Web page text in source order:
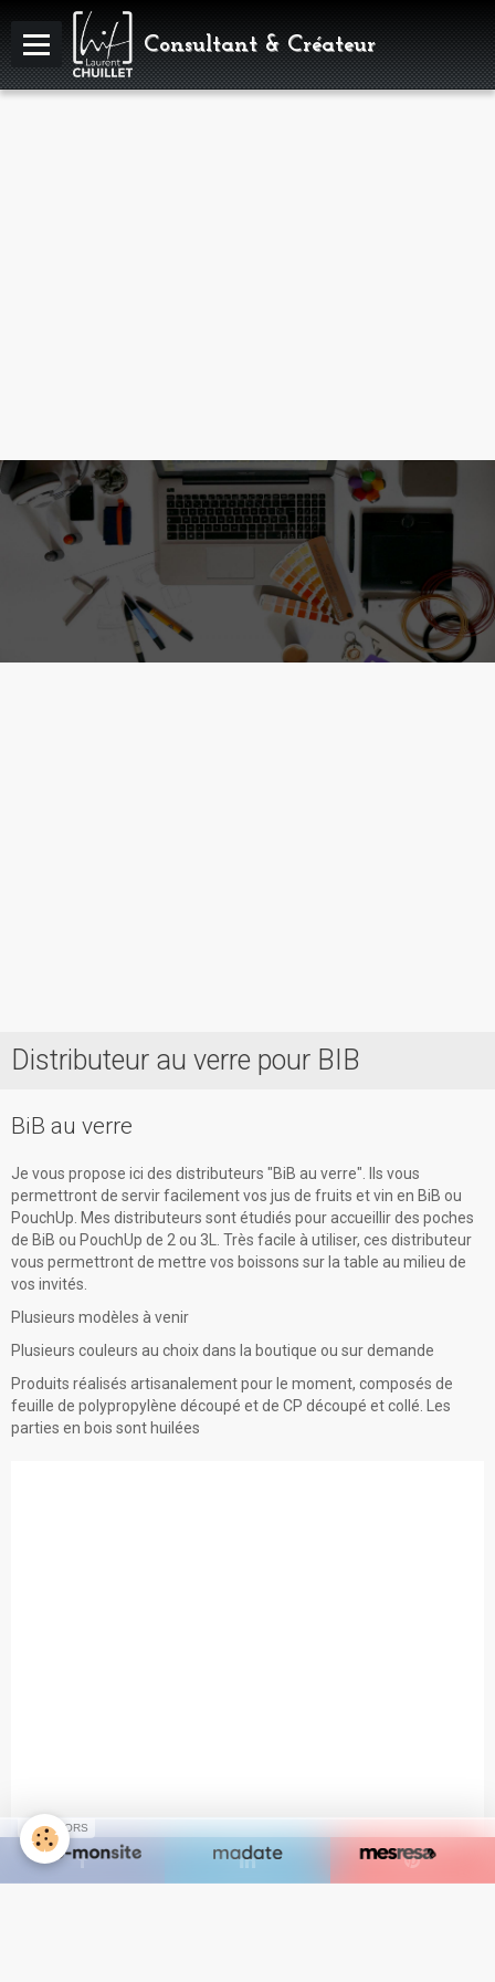
Consultant & Créateur
Accueil
Distributeur au verre pour BIB
BiB au verre
Je vous propose ici des distributeurs "BiB au verre". Ils vous
permettront de servir facilement vos jus de fruits et vin en BiB ou
PouchUp. Mes distributeurs sont étudiés pour accueillir des poches
de BiB ou PouchUp de 2 ou 3L. Très facile à utiliser, ces distributeur
vous permettront de mettre vos boissons sur la table au milieu de
vos invités.
Plusieurs modèles à venir
Plusieurs couleurs au choix dans la boutique ou sur demande
Produits réalisés artisanalement pour le moment, composés de
feuille de polypropylène découpé et de CP découpé et collé. Les
parties en bois sont huilées
SPONSORS